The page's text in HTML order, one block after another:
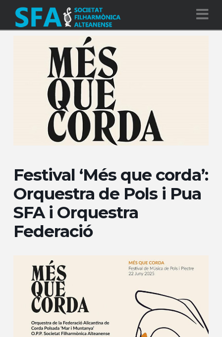
Festival ‘Més que corda’:
Orquestra de Pols i Pua
SFA i Orquestra
Federació